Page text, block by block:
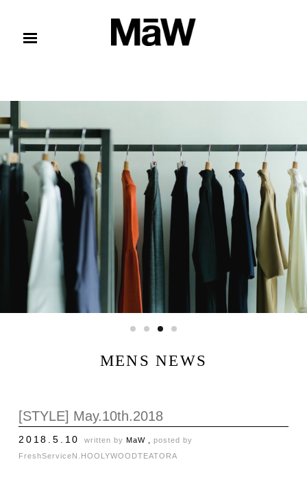
MENS NEWS
[STYLE] May.10th.2018
2018.5.10 written by MaW , posted by
FreshServiceN.HOOLYWOODTEATORA